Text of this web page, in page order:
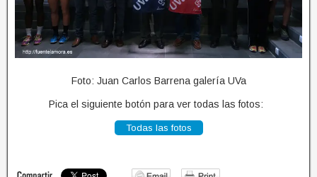
Foto: Juan Carlos Barrena galería UVa
Pica el siguiente botón para ver todas las fotos:
Todas las fotos